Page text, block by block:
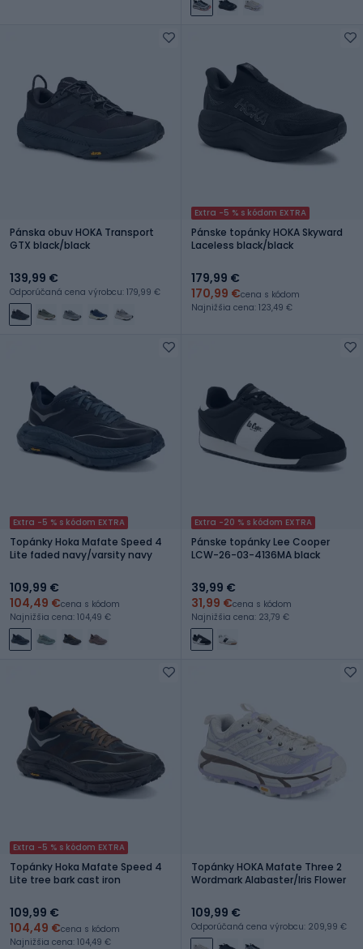
Pánska obuv HOKA Transport
GTX black/black
139,99 €
Odporúčaná cena výrobcu: 179,99 €
Extra -5 % s kódom EXTRA
Pánske topánky HOKA Skyward
Laceless black/black
179,99 €
170,99 €cena s kódom
Najnižšia cena: 123,49 €
Extra -5 % s kódom EXTRA
Topánky Hoka Mafate Speed 4
Lite faded navy/varsity navy
109,99 €
104,49 €cena s kódom
Najnižšia cena: 104,49 €
Extra -20 % s kódom EXTRA
Pánske topánky Lee Cooper
LCW-26-03-4136MA black
39,99 €
31,99 €cena s kódom
Najnižšia cena: 23,79 €
Extra -5 % s kódom EXTRA
Topánky Hoka Mafate Speed 4
Lite tree bark cast iron
109,99 €
104,49 €cena s kódom
Najnižšia cena: 104,49 €
Topánky HOKA Mafate Three 2
Wordmark Alabaster/Iris Flower
109,99 €
Odporúčaná cena výrobcu: 209,99 €